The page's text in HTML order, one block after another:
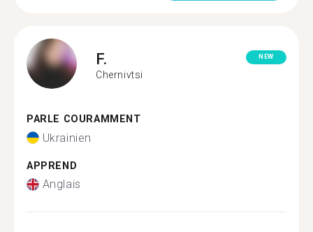
F.
Chernivtsi
NEW
PARLE COURAMMENT
Ukrainien
APPREND
Anglais